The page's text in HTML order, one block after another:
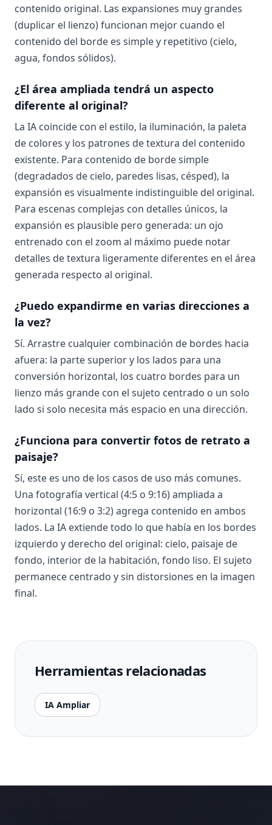
contenido original. Las expansiones muy grandes
(duplicar el lienzo) funcionan mejor cuando el
contenido del borde es simple y repetitivo (cielo,
agua, fondos sólidos).
¿El área ampliada tendrá un aspecto
diferente al original?
La IA coincide con el estilo, la iluminación, la paleta
de colores y los patrones de textura del contenido
existente. Para contenido de borde simple
(degradados de cielo, paredes lisas, césped), la
expansión es visualmente indistinguible del original.
Para escenas complejas con detalles únicos, la
expansión es plausible pero generada: un ojo
entrenado con el zoom al máximo puede notar
detalles de textura ligeramente diferentes en el área
generada respecto al original.
¿Puedo expandirme en varias direcciones a
la vez?
Sí. Arrastre cualquier combinación de bordes hacia
afuera: la parte superior y los lados para una
conversión horizontal, los cuatro bordes para un
lienzo más grande con el sujeto centrado o un solo
lado si solo necesita más espacio en una dirección.
¿Funciona para convertir fotos de retrato a
paisaje?
Sí, este es uno de los casos de uso más comunes.
Una fotografía vertical (4:5 o 9:16) ampliada a
horizontal (16:9 o 3:2) agrega contenido en ambos
lados. La IA extiende todo lo que había en los bordes
izquierdo y derecho del original: cielo, paisaje de
fondo, interior de la habitación, fondo liso. El sujeto
permanece centrado y sin distorsiones en la imagen
final.
Herramientas relacionadas
IA Ampliar